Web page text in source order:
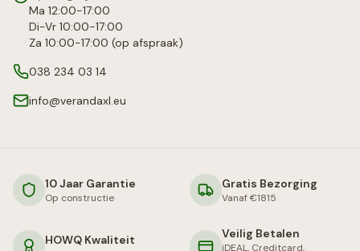
Ma 12:00-17:00
Di-Vr 10:00-17:00
Za 10:00-17:00 (op afspraak)
038 234 03 14
info@verandaxl.eu
10 Jaar Garantie
Op constructie
Gratis Bezorging
Vanaf €1815
HOWQ Kwaliteit Veilig Betalen
iDEAL, Creditcard,